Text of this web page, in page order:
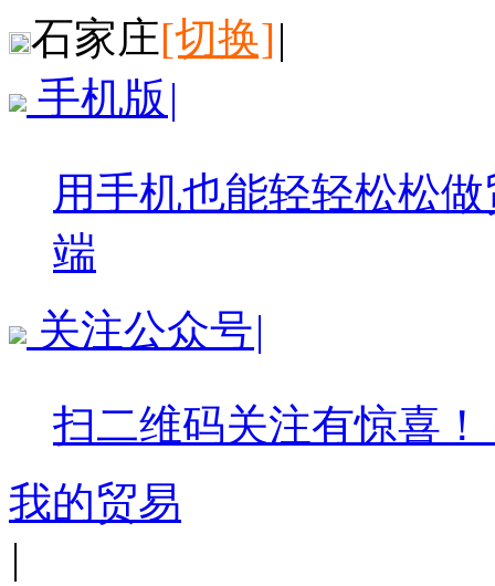
石家庄[切换]|
手机版 |
用手机也能轻轻松松
端
关注公众号|
扫二维码关注有惊喜！
我的贸易
|